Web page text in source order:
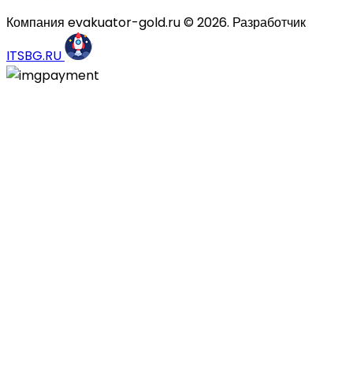
Компания evakuator-gold.ru © 2026. Разработчик
ITSBG.RU